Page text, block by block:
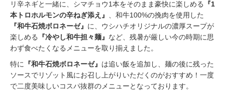
リ辛ネギと一緒に、シマチョウ1本をそのまま豪快に楽しめる
『1
本トロホルモンの辛ねぎ添え』
、和牛100%の挽肉を使用した
『和牛石焼ボロネーゼ』 に、ウシハチオリジナルの濃厚スープが
楽しめる
『冷やし和牛担々麺』 など、残暑が厳しい今の時期に思
わず食べたくなるメニューを取り揃えました。
特に
『和牛石焼ボロネーゼ』 は追い飯を追加し、麺の後に残った
ソースでリゾット風にお召し上がりいただくのがおすすめ！一度
で二度美味しいコスパ抜群のメニューとなっております。